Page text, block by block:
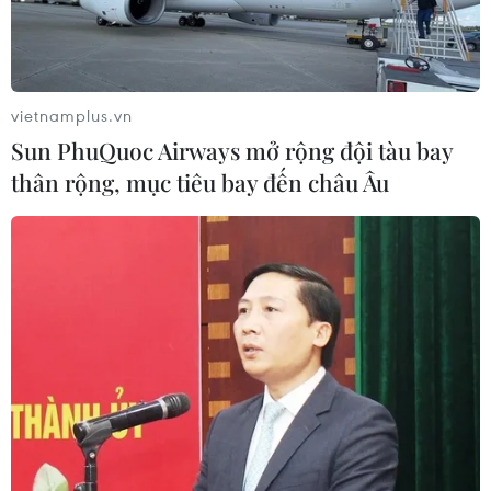
TIN LIÊN QUAN
Áp thấp nhiệt đới có khả năng mạnh lên
thành bão giật cấp 10
20/07/2024 08:11
vietnamplus.vn
Sun PhuQuoc Airways mở rộng đội tàu bay
thân rộng, mục tiêu bay đến châu Âu